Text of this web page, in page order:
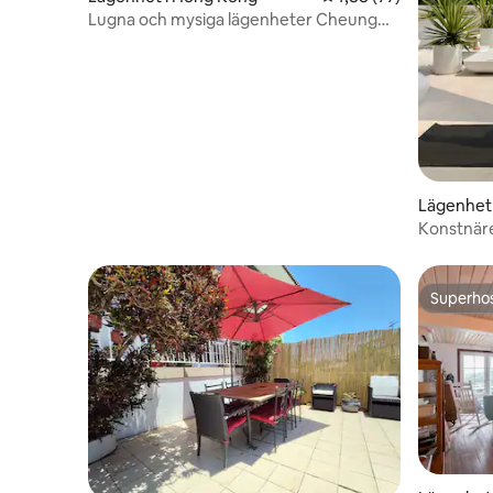
Lugna och mysiga lägenheter Cheung